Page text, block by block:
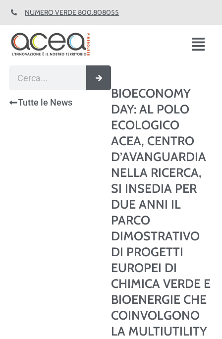
NUMERO VERDE 800.808055
Tutte le News
BIOECONOMY
DAY: AL POLO
ECOLOGICO
ACEA, CENTRO
D’AVANGUARDIA
NELLA RICERCA,
SI INSEDIA PER
DUE ANNI IL
PARCO
DIMOSTRATIVO
DI PROGETTI
EUROPEI DI
CHIMICA VERDE E
BIOENERGIE CHE
COINVOLGONO
LA MULTIUTILITY